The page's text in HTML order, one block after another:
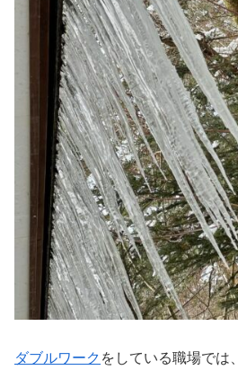
ダブルワーク をしている職場では、